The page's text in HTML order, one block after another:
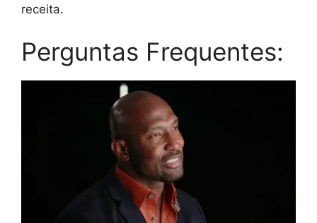
receita.
Perguntas Frequentes: